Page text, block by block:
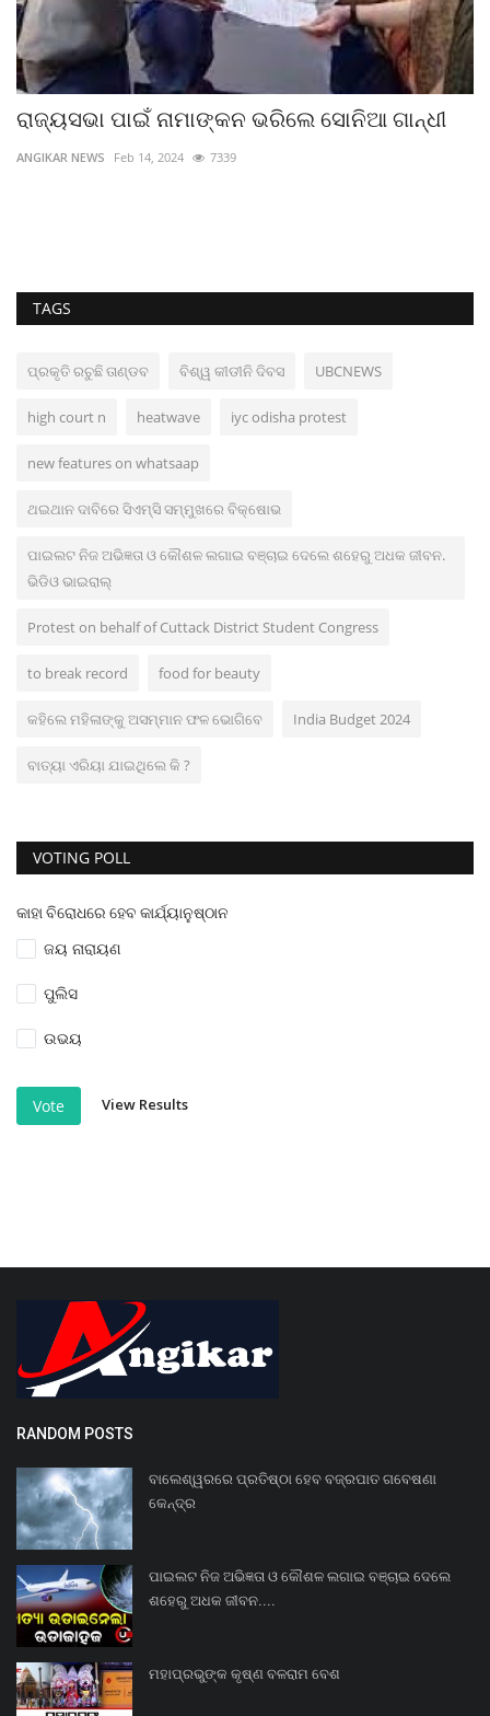
ରାଜ୍ୟସଭା ପାଇଁ ନାମାଙ୍କନ ଭରିଲେ ସୋନିଆ ଗାନ୍ଧୀ
ANGIKAR NEWS Feb 14, 2024 7339
TAGS
ପ୍ରକୃତି ରଚୁଛି ତାଣ୍ଡବ ବିଶ୍ୱ କୀଡୀନି ଦିବସ UBCNEWS
high court n heatwave iyc odisha protest
new features on whatsaap
ଥଇଥାନ ଦାବିରେ ସିଏମ୍ସି ସମ୍ମୁଖରେ ବିକ୍ଷୋଭ
ପାଇଲଟ ନିଜ ଅଭିଜ୍ଞତା ଓ କୌଶଳ ଲଗାଇ ବଞ୍ଚାଇ ଦେଲେ ଶହେରୁ ଅଧକ ଜୀବନ.
ଭିଡିଓ ଭାଇରାଲ୍
Protest on behalf of Cuttack District Student Congress
to break record food for beauty
କହିଲେ ମହିଳାଙ୍କୁ ଅସମ୍ମାନ ଫଳ ଭୋଗିବେ India Budget 2024
ବାତ୍ୟା ଏରିୟା ଯାଇଥିଲେ କି ?
VOTING POLL
କାହା ବିରୋଧରେ ହେବ କାର୍ଯ୍ୟାନୁଷ୍ଠାନ
ଜୟ ନାରାୟଣ
ପୁଲିସ
ଉଭୟ
Vote View Results
RANDOM POSTS
ବାଲେଶ୍ୱରରେ ପ୍ରତିଷ୍ଠା ହେବ ବଜ୍ରପାତ ଗବେଷଣା
କେନ୍ଦ୍ର
ପାଇଲଟ ନିଜ ଅଭିଜ୍ଞତା ଓ କୌଶଳ ଲଗାଇ ବଞ୍ଚାଇ ଦେଲେ
ଶହେରୁ ଅଧକ ଜୀବନ....
ମହାପ୍ରଭୁଙ୍କ କୃଷ୍ଣ ବଳରାମ ବେଶ